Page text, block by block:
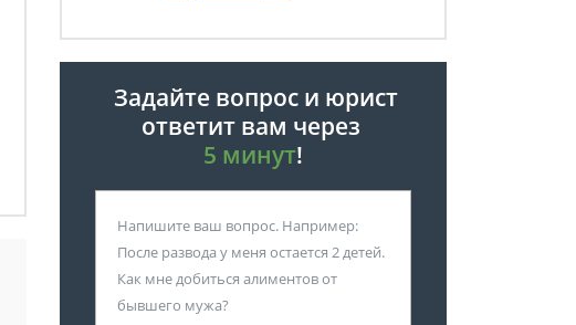
Задайте вопрос и юрист
ответит вам через
5 минут!